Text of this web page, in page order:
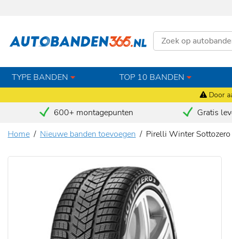
Door
TYPE BANDEN TOP 10 BANDEN
600+ montagepunten Gratis
Home
Nieuwe banden toevoegen Pirelli Winter